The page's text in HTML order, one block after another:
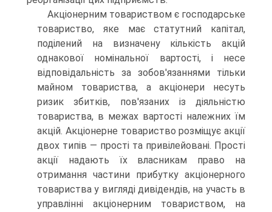
Акціонерним товариством є господарське
товариство, яке має статутний капітал,
поділений на визначену кількість акцій
однакової номінальної вартості, і несе
відповідальність за зобов'язаннями тільки
майном товариства, а акціонери несуть
ризик збитків, пов'язаних із діяльністю
товариства, в межах вартості належних їм
акцій. Акціоне­рне товариство розміщує акції
двох типів — прості та привілейовані. Прості
акції надають їх власникам право на
отримання частини при­бутку акціонерного
товариства у вигляді дивідендів, на участь в
управлінні акціонерним товариством, на